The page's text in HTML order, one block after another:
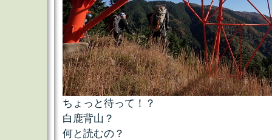
ちょっと待って！？
白鹿背山？
何と読むの？